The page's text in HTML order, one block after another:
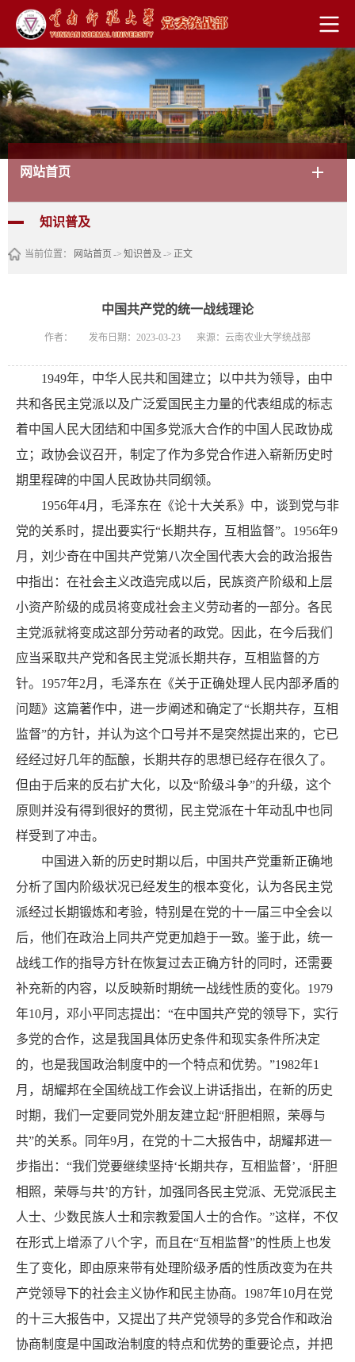
网站首页
知识普及
当前位置： 网站首页 -> 知识普及 -> 正文
中国共产党的统一战线理论
作者： 发布日期：2023-03-23 来源：云南农业大学统战部
1949年，中华人民共和国建立；以中共为领导，由中
共和各民主党派以及广泛爱国民主力量的代表组成的标志
着中国人民大团结和中国多党派大合作的中国人民政协成
立；政协会议召开，制定了作为多党合作进入崭新历史时
期里程碑的中国人民政协共同纲领。
1956年4月，毛泽东在《论十大关系》中，谈到党与非
党的关系时，提出要实行“长期共存，互相监督”。1956年9
月，刘少奇在中国共产党第八次全国代表大会的政治报告
中指出：在社会主义改造完成以后，民族资产阶级和上层
小资产阶级的成员将变成社会主义劳动者的一部分。各民
主党派就将变成这部分劳动者的政党。因此，在今后我们
应当采取共产党和各民主党派长期共存，互相监督的方
针。1957年2月，毛泽东在《关于正确处理人民内部矛盾的
问题》这篇著作中，进一步阐述和确定了“长期共存，互相
监督”的方针，并认为这个口号并不是突然提出来的，它已
经经过好几年的酝酿，长期共存的思想已经存在很久了。
但由于后来的反右扩大化，以及“阶级斗争”的升级，这个
原则并没有得到很好的贯彻，民主党派在十年动乱中也同
样受到了冲击。
中国进入新的历史时期以后，中国共产党重新正确地
分析了国内阶级状况已经发生的根本变化，认为各民主党
派经过长期锻炼和考验，特别是在党的十一届三中全会以
后，他们在政治上同共产党更加趋于一致。鉴于此，统一
战线工作的指导方针在恢复过去正确方针的同时，还需要
补充新的内容，以反映新时期统一战线性质的变化。1979
年10月，邓小平同志提出：“在中国共产党的领导下，实行
多党的合作，这是我国具体历史条件和现实条件所决定
的，也是我国政治制度中的一个特点和优势。”1982年1
月，胡耀邦在全国统战工作会议上讲话指出，在新的历史
时期，我们一定要同党外朋友建立起“肝胆相照，荣辱与
共”的关系。同年9月，在党的十二大报告中，胡耀邦进一
步指出：“我们党要继续坚持‘长期共存，互相监督’，‘肝胆
相照，荣辱与共’的方针，加强同各民主党派、无党派民主
人士、少数民族人士和宗教爱国人士的合作。”这样，不仅
在形式上增添了八个字，而且在“互相监督”的性质上也发
生了变化，即由原来带有处理阶级矛盾的性质改变为在共
产党领导下的社会主义协作和民主协商。1987年10月在党
的十三大报告中，又提出了共产党领导的多党合作和政治
协商制度是中国政治制度的特点和优势的重要论点，并把